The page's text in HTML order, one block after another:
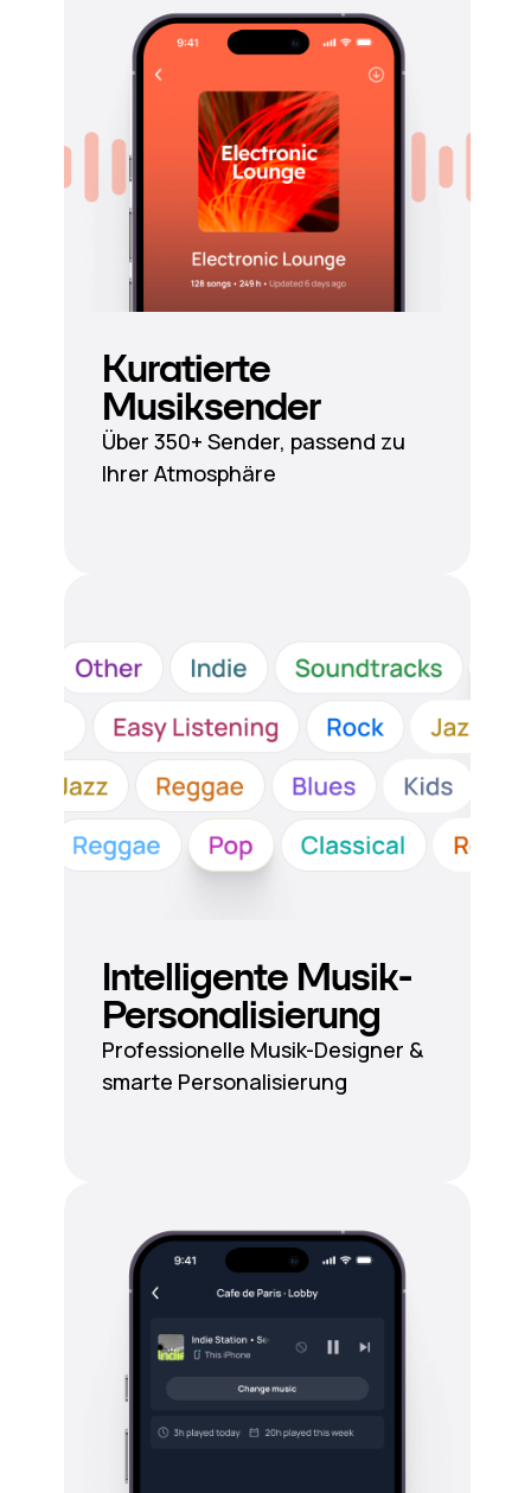
Kuratierte
Musiksender
Über 350+ Sender, passend zu
Ihrer Atmosphäre
Intelligente Musik-
Personalisierung
Professionelle Musik-Designer &
smarte Personalisierung